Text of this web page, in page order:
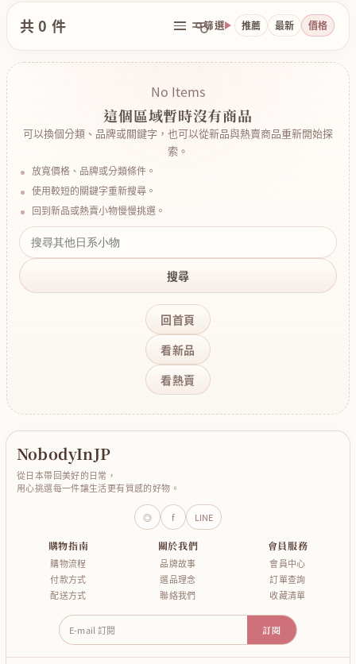
共 0 件 篩選 推薦 最新 價格
No Items
這個區域暫時沒有商品
可以換個分類、品牌或關鍵字，也可以從新品與熱賣商品重新開始探
索。
放寬價格、品牌或分類條件。
使用較短的關鍵字重新搜尋。
回到新品或熱賣小物慢慢挑選。
搜尋
回首頁
看新品
看熱賣
NobodyInJP
從日本帶回美好的日常，
用心挑選每一件讓生活更有質感的好物。
◎ f LINE
購物指南
購物流程
付款方式
配送方式
關於我們
品牌故事
選品理念
聯絡我們
會員服務
會員中心
訂單查詢
收藏清單
E-mail 訂閱 訂閱